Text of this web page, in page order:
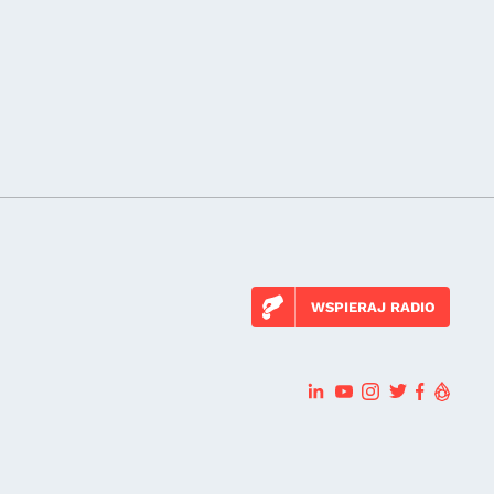
WSPIERAJ RADIO